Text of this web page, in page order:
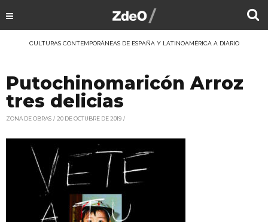
CULTURAS CONTEMPORÁNEAS DE ESPAÑA Y LATINOAMÉRICA A DIARIO
Putochinomaricón Arroz
tres delicias
ZONA DE OBRAS 20 DE OCTUBRE DE 2019